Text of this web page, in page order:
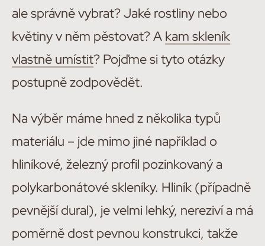
ale správně vybrat? Jaké rostliny nebo
květiny v něm pěstovat? A kam skleník
vlastně umístit? Pojďme si tyto otázky
postupně zodpovědět.
Na výběr máme hned z několika typů
materiálu – jde mimo jiné například o
hliníkové, železný profil pozinkovaný a
polykarbonátové skleníky. Hliník (případně
pevnější dural), je velmi lehký, nereziví a má
poměrně dost pevnou konstrukci, takže